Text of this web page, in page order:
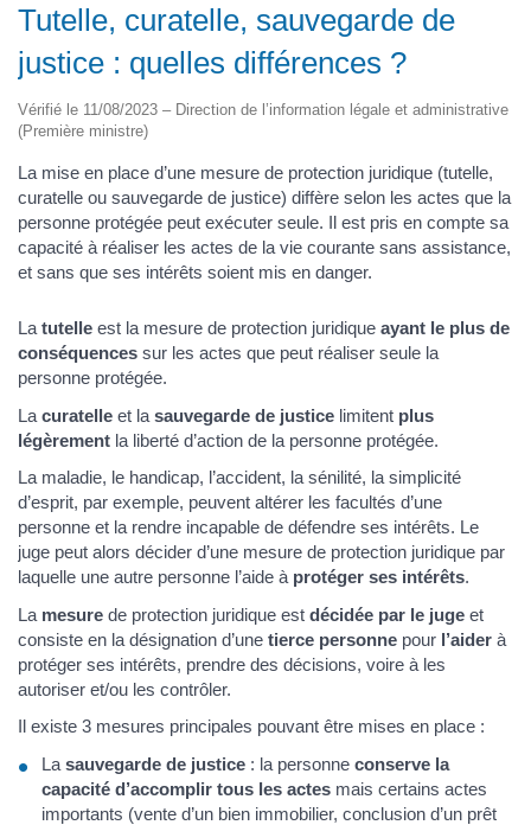
Tutelle, curatelle, sauvegarde de
justice : quelles différences ?
Vérifié le 11/08/2023 – Direction de l’information légale et administrative
(Première ministre)
La mise en place d’une mesure de protection juridique (tutelle,
curatelle ou sauvegarde de justice) diffère selon les actes que la
personne protégée peut exécuter seule. Il est pris en compte sa
capacité à réaliser les actes de la vie courante sans assistance,
et sans que ses intérêts soient mis en danger.
Latutelle est la mesure de protection juridique ayant le plus de
conséquences sur les actes que peut réaliser seule la
personne protégée.
La curatelle et la sauvegarde de justice limitent plus
légèrement la liberté d’action de la personne protégée.
La maladie, le handicap, l’accident, la sénilité, la simplicité
d’esprit, par exemple, peuvent altérer les facultés d’une
personne et la rendre incapable de défendre ses intérêts. Le
juge peut alors décider d’une mesure de protection juridique par
laquelle une autre personne l’aide à protéger ses intérêts.
La mesure de protection juridique est décidée par le juge et
consiste en la désignation d’une tierce personne pour l’aider à
protéger ses intérêts, prendre des décisions, voire à les
autoriser et/ou les contrôler.
Il existe 3 mesures principales pouvant être mises en place :
La sauvegarde de justice : la personne conserve la
capacité d’accomplir tous les actes mais certains actes
importants (vente d’un bien immobilier, conclusion d’un prêt